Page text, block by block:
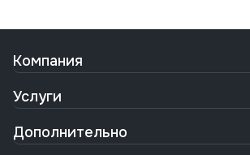
Компания
Услуги
Дополнительно